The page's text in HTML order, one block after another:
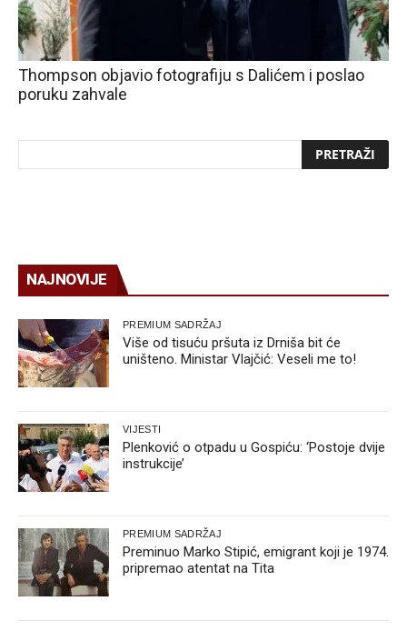
Thompson objavio fotografiju s Dalićem i poslao
poruku zahvale
NAJNOVIJE
PREMIUM SADRŽAJ
Više od tisuću pršuta iz Drniša bit će
uništeno. Ministar Vlajčić: Veseli me to!
VIJESTI
Plenković o otpadu u Gospiću: ‘Postoje dvije
instrukcije’
PREMIUM SADRŽAJ
Preminuo Marko Stipić, emigrant koji je 1974.
pripremao atentat na Tita